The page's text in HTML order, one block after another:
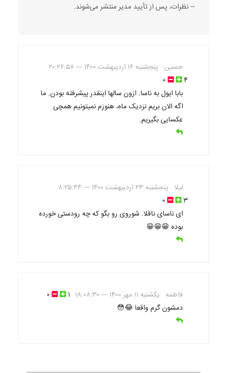
-- نظرات، پس از تأیید مدیر منتشر می‌شوند.
حسین پنجشنبه ۱۶ اردیبهشت ۱۴۰۰ --- ۲۰:۲۶:۵۸
۴
۰
بابا ایول به ناسا. ازون سالها اینقدر پیشرفته بودن. ما
اگه الان بریم نزدیک ماه، هنوزم نمیتونیم همچی
عکسایی بگیریم.
لیلا پنجشنبه ۲۳ اردیبهشت ۱۴۰۰ --- ۸:۲۵:۴۴
۳
۰
ای ناسای ناقلا. شوروی رو بگو که چه رودستی خورده
بوده 😁😁😁
فاطمه يکشنبه ۱۱ مهر ۱۴۰۰ --- ۱۸:۰۸:۳۰ ۱
۰
دمشون گرم واقعا 😂😳